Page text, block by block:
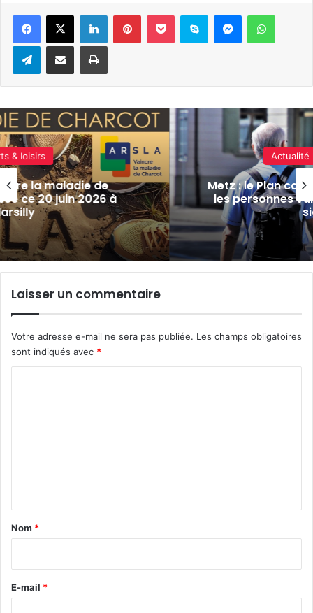
LinkedinPinterestPocket Skype Messenger
TelegramPartager par e-mail Imprimer
à
Actualité locale & société
Metz : le Plan canicule activé dès
les personnes vulnérables
signaler
Laisser un commentaire
Votre adresse e-mail ne sera pas publiée. Les champs obligatoires
sont indiqués avec *
a
e
Nom *
E-mail *